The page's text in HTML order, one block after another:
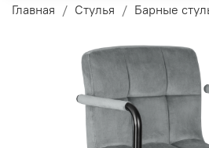
Главная Стулья Барные